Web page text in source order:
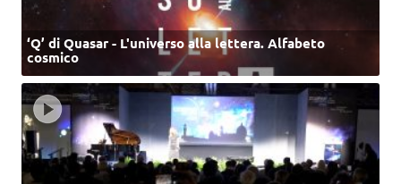
‘Q’ di Quasar - L'universo alla lettera. Alfabeto
cosmico